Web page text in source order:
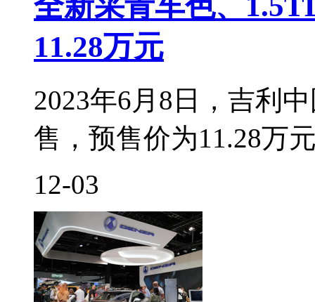
11.28万元
2023年6月8日，吉利
售，预售价为11.28万
12-03